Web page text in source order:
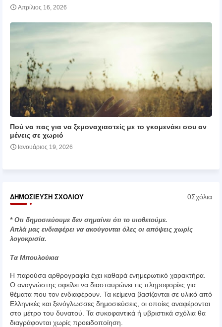
Απρίλιος 16, 2026
Πού να πας για να ξεμοναχιαστείς με το γκομενάκι σου αν
μένεις σε χωριό
Ιανουάριος 19, 2026
ΔΗΜΟΣΊΕΥΣΗ ΣΧΟΛΊΟΥ 0Σχόλια
* Οτι δημοσιεύουμε δεν σημαίνει ότι το υιοθετούμε.
Απλά μας ενδιαφέρει να ακούγονται όλες οι απόψεις χωρίς
λογοκρισία.
Τα Μπουλούκια
Η παρούσα αρθρογραφία έχει καθαρά ενημερωτικό χαρακτήρα.
Ο αναγνώστης οφείλει να διασταυρώνει τις πληροφορίες για
θέματα που τον ενδιαφέρουν. Τα κείμενα βασίζονται σε υλικό από
Ελληνικές και ξενόγλωσσες δημοσιεύσεις, οι οποίες αναφέρονται
στο μέτρο του δυνατού. Τα συκοφαντικά ή υβριστικά σχόλια θα
διαγράφονται χωρίς προειδοποίηση.